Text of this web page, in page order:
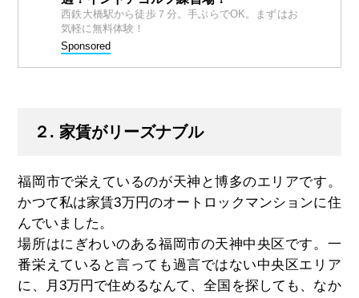
西鉄大橋駅から徒歩７分。手ぶらでOK。まずはお
気軽に無料体験！
Sponsored
２. 家賃がリーズナブル
福岡市で栄えているのが天神と博多のエリアです。
かつて私は家賃3万円のオートロックマンションに住
んでいました。
場所はにぎわいのある福岡市の天神中央区です。一
番栄えていると言っても過言ではない中央区エリア
に、月3万円で住めるなんて、全国を探しても、なか